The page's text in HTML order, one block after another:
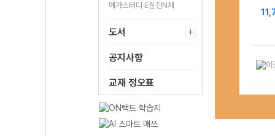
메가스터디 E실전N제
도서
공지사항
교재 정오표